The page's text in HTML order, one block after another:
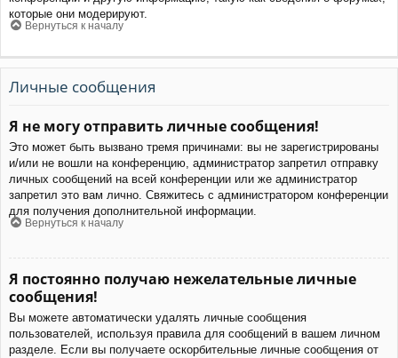
которые они модерируют.
Вернуться к началу
Личные сообщения
Я не могу отправить личные сообщения!
Это может быть вызвано тремя причинами: вы не зарегистрированы
и/или не вошли на конференцию, администратор запретил отправку
личных сообщений на всей конференции или же администратор
запретил это вам лично. Свяжитесь с администратором конференции
для получения дополнительной информации.
Вернуться к началу
Я постоянно получаю нежелательные личные
сообщения!
Вы можете автоматически удалять личные сообщения
пользователей, используя правила для сообщений в вашем личном
разделе. Если вы получаете оскорбительные личные сообщения от